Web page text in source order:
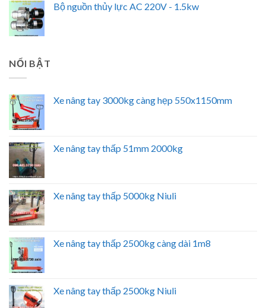
Bộ nguồn thủy lực AC 220V - 1.5kw
NỔI BẬT
Xe nâng tay 3000kg càng hẹp 550x1150mm
Xe nâng tay thấp 51mm 2000kg
Xe nâng tay thấp 5000kg Niuli
Xe nâng tay thấp 2500kg càng dài 1m8
Xe nâng tay thấp 2500kg Niuli